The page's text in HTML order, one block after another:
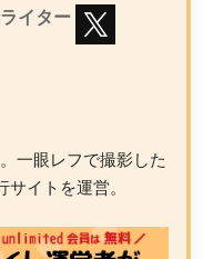
イター
一眼レフで撮影した
イトを運営。